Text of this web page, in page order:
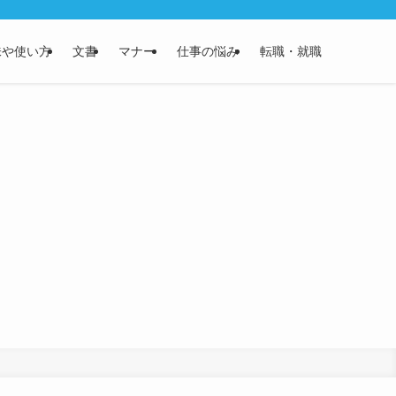
使い方 文書 マナー 仕事の悩み 転職・就職